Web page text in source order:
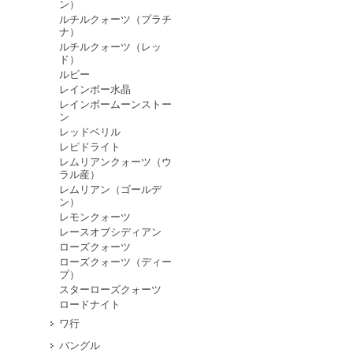
ン）
ルチルクォーツ（プラチ
ナ）
ルチルクォーツ（レッ
ド）
ルビー
レインボー水晶
レインボームーンストー
ン
レッドベリル
レピドライト
レムリアンクォーツ（ウ
ラル産）
レムリアン（ゴールデ
ン）
レモンクォーツ
レースオブシディアン
ローズクォーツ
ローズクォーツ（ディー
プ）
スターローズクォーツ
ロードナイト
ワ行
バングル